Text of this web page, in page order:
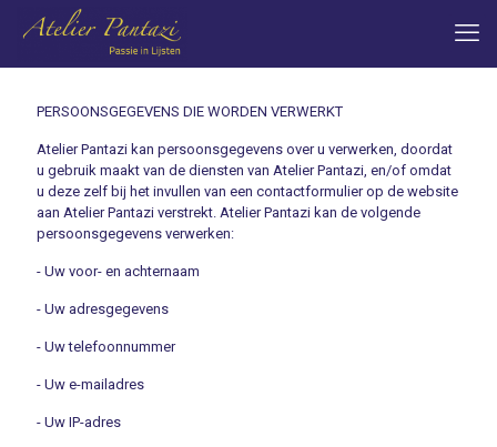
PERSOONSGEGEVENS DIE WORDEN VERWERKT
Atelier Pantazi kan persoonsgegevens over u verwerken, doordat
u gebruik maakt van de diensten van Atelier Pantazi, en/of omdat
u deze zelf bij het invullen van een contactformulier op de website
aan Atelier Pantazi verstrekt. Atelier Pantazi kan de volgende
persoonsgegevens verwerken:
- Uw voor- en achternaam
- Uw adresgegevens
- Uw telefoonnummer
- Uw e-mailadres
- Uw IP-adres